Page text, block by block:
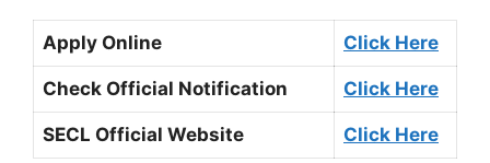
Apply Online Click Here
Check Official Notification Click Here
SECL Official Website Click Here